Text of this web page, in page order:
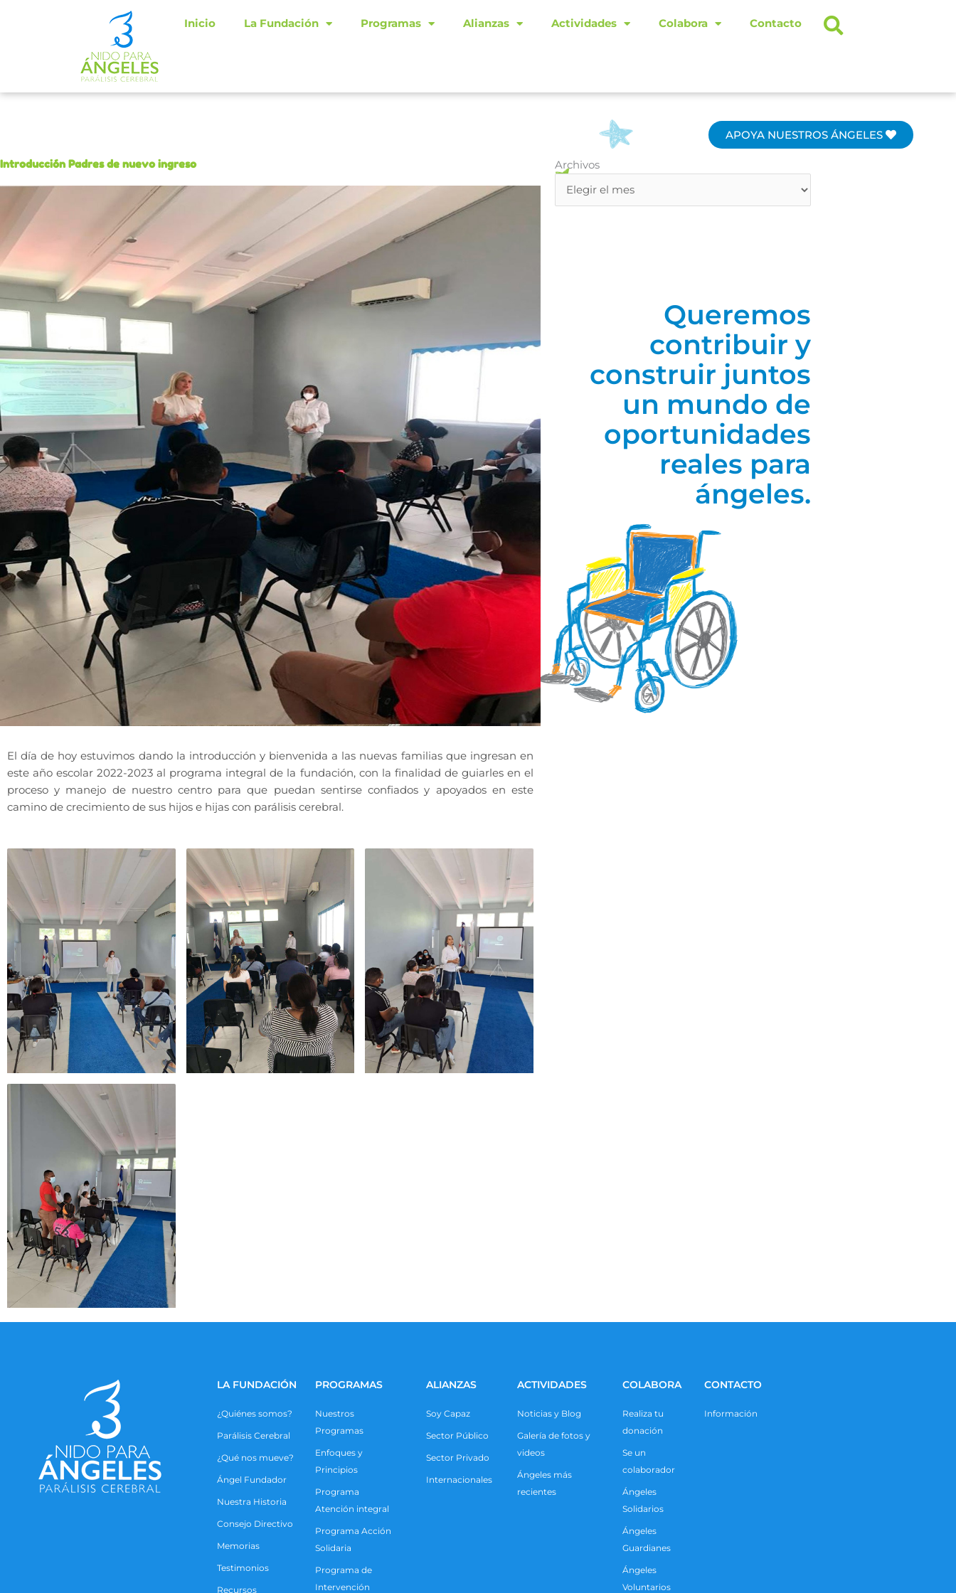
Inicio La Fundación Programas Alianzas Actividades Colabora Contacto
APOYA NUESTROS ÁNGELES
Introducción Padres de nuevo ingreso
El día de hoy estuvimos dando la introducción y bienvenida a las nuevas familias que ingresan en
este año escolar 2022-2023 al programa integral de la fundación, con la finalidad de guiarles en el
proceso y manejo de nuestro centro para que puedan sentirse confiados y apoyados en este
camino de crecimiento de sus hijos e hijas con parálisis cerebral.
Archivos
Archivos
Queremos
contribuir y
construir juntos
un mundo de
oportunidades
reales para
ángeles.
LA FUNDACIÓN
¿Quiénes somos?
Parálisis Cerebral
¿Qué nos mueve?
Ángel Fundador
Nuestra Historia
Consejo Directivo
Memorias
Testimonios
Recursos
PROGRAMAS
Nuestros
Programas
Enfoques y
Principios
Programa
Atención integral
Programa Acción
Solidaria
Programa de
Intervención
ALIANZAS
Soy Capaz
Sector Público
Sector Privado
Internacionales
ACTIVIDADES
Noticias y Blog
Galería de fotos y
videos
Ángeles más
recientes
COLABORA
Realiza tu
donación
Se un
colaborador
Ángeles
Solidarios
Ángeles
Guardianes
Ángeles
Voluntarios
CONTACTO
Información